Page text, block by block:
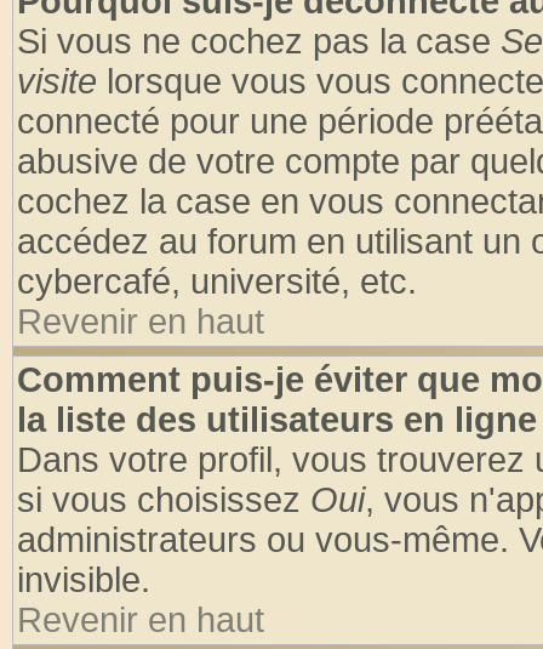
Si vous ne cochez pas la case
visite lorsque vous vous
connecté pour une période
abusive de votre compte par
cochez la case en vous
accédez au forum en utilisant un
cybercafé, université, etc.
Revenir en haut
Comment puis-je éviter que
la liste des utilisateurs en
Dans votre profil, vous trouverez
si vous choisissez Oui, vous
administrateurs ou vous-même.
invisible.
Revenir en haut